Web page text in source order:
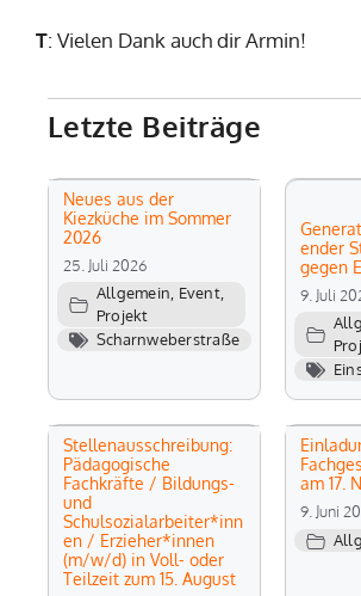
T: Vielen Dank auch dir Armin!
Letzte Beiträge
Neues aus der
Kiezküche im Sommer
2026
25. Juli 2026
Allgemein Event,
Projekt
Scharnweberstraße
ender
gegen
9. Juli
Stellenausschreibung:
Pädagogische
Fachkräfte / Bildungs-
und
Schulsozialarbeiter*inn
en / Erzieher*innen
(m/w/d) in Voll- oder
Teilzeit zum 15. August
am 17.
9. Juni